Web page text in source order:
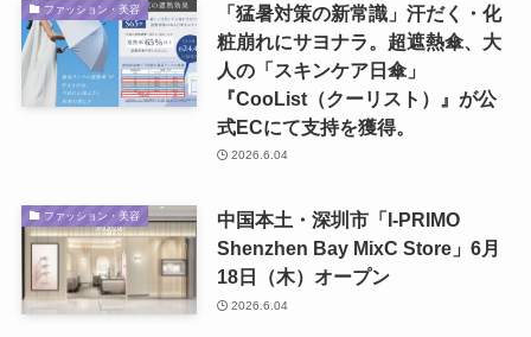
ファッション・美容
「猛暑対策の新常識」汗だく・化
粧崩れにサヨナラ。超遮熱傘、大
人の「スキンケア日傘」
『CooList（クーリスト）』が公
式ECにて支持を獲得。
2026.6.04
ファッション・美容
中国本土・深圳市「I-PRIMO
Shenzhen Bay MixC Store」6月
18日（木）オープン
2026.6.04